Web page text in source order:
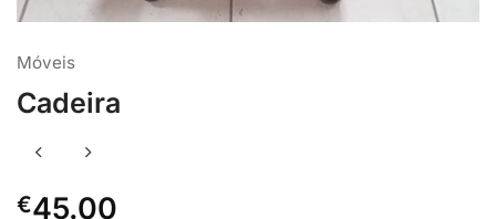
Móveis
Cadeira
€45.00